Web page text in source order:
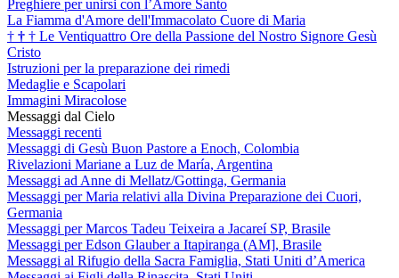
Preghiere per unirsi con l’Amore Santo
La Fiamma d'Amore dell'Immacolato Cuore di Maria
† † † Le Ventiquattro Ore della Passione del Nostro Signore Gesù
Cristo
Istruzioni per la preparazione dei rimedi
Medaglie e Scapolari
Immagini Miracolose
Messaggi dal Cielo
Messaggi recenti
Messaggi di Gesù Buon Pastore a Enoch, Colombia
Rivelazioni Mariane a Luz de María, Argentina
Messaggi ad Anne di Mellatz/Gottinga, Germania
Messaggi per Maria relativi alla Divina Preparazione dei Cuori,
Germania
Messaggi per Marcos Tadeu Teixeira a Jacareí SP, Brasile
Messaggi per Edson Glauber a Itapiranga (AM], Brasile
Messaggi al Rifugio della Sacra Famiglia, Stati Uniti d’America